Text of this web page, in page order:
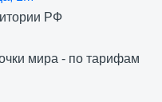
РФ
мира - по тарифам